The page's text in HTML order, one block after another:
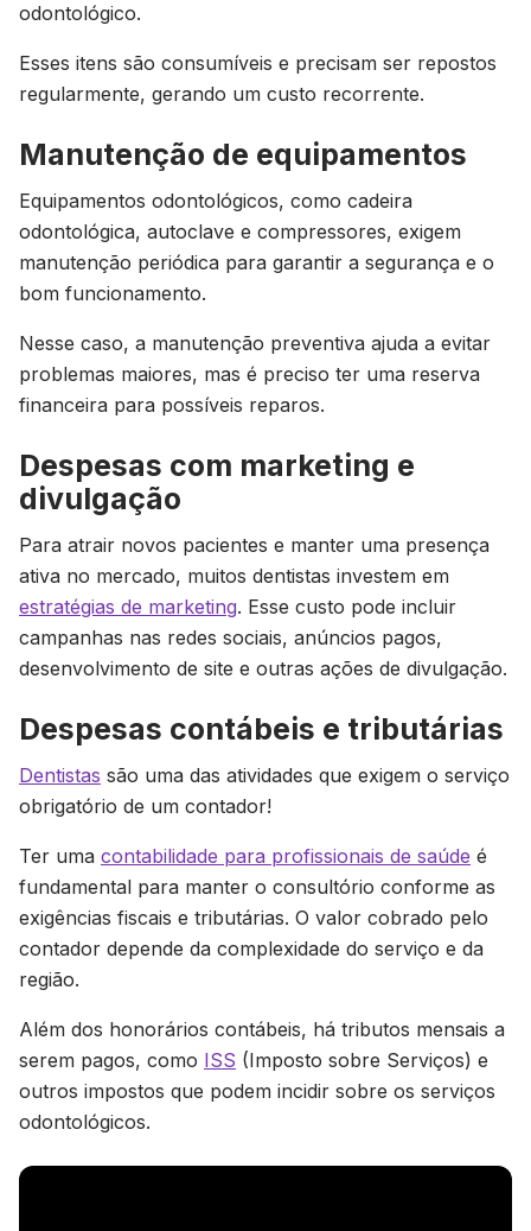
odontológico.
Esses itens são consumíveis e precisam ser repostos
regularmente, gerando um custo recorrente.
Manutenção de equipamentos
Equipamentos odontológicos, como cadeira
odontológica, autoclave e compressores, exigem
manutenção periódica para garantir a segurança e o
bom funcionamento.
Nesse caso, a manutenção preventiva ajuda a evitar
problemas maiores, mas é preciso ter uma reserva
financeira para possíveis reparos.
Despesas com marketing e
divulgação
Para atrair novos pacientes e manter uma presença
ativa no mercado, muitos dentistas investem em
estratégias de marketing. Esse custo pode incluir
campanhas nas redes sociais, anúncios pagos,
desenvolvimento de site e outras ações de divulgação.
Despesas contábeis e tributárias
Dentistas são uma das atividades que exigem o serviço
obrigatório de um contador!
Ter uma contabilidade para profissionais de saúde é
fundamental para manter o consultório conforme as
exigências fiscais e tributárias. O valor cobrado pelo
contador depende da complexidade do serviço e da
região.
Além dos honorários contábeis, há tributos mensais a
serem pagos, como ISS (Imposto sobre Serviços) e
outros impostos que podem incidir sobre os serviços
odontológicos.